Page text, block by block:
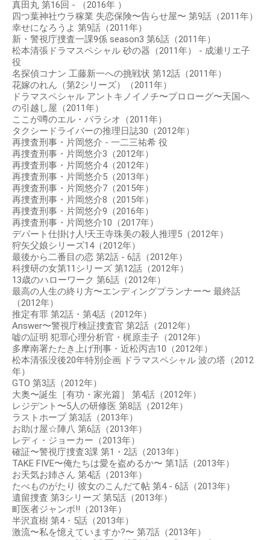
真田丸 第16回 - （2016年 ）
四つ葉神社ウラ稼業 失恋保険〜告らせ屋〜 第9話（2011年）
幸せになろうよ 第9話（2011年）
新・警視庁捜査一課9係 season3 第6話（2011年）
松本清張ドラマスペシャル 砂の器（2011年） - 成瀬リエ子
役
名探偵コナン 工藤新一への挑戦状 第12話（2011年）
花嫁のれん（第2シリーズ）（2011年）
ドラマスペシャル アントキノイノチ〜プロローグ〜天国へ
の引越し屋（2011年）
ここが噂のエル・パラシオ（2011年）
タクシードライバーの推理日誌30（2012年）
再捜査刑事・片岡悠介 - 一二三祐希 役
再捜査刑事・片岡悠介3（2012年）
再捜査刑事・片岡悠介4（2012年）
再捜査刑事・片岡悠介5（2013年）
再捜査刑事・片岡悠介7（2015年）
再捜査刑事・片岡悠介8（2015年）
再捜査刑事・片岡悠介9（2016年）
再捜査刑事・片岡悠介10（2017年）
デパート仕掛け人!天王寺珠美の殺人推理5（2012年）
狩矢父娘シリーズ14（2012年）
最後から二番目の恋 第2話 - 6話（2012年）
科捜研の女第11シリーズ 第12話（2012年）
13歳のハローワーク 第6話（2012年）
最高の人生の終り方〜エンディングプランナー〜 最終話
（2012年）
推定有罪 第2話・第4話（2012年）
Answer〜警視庁検証捜査官 第2話（2012年）
嘘の証明 犯罪心理分析官・梶原圭子（2012年）
多摩南署たたき上げ刑事・近松丙吉10（2012年）
松本清張没後20年特別企画 ドラマスペシャル 波の塔（2012
年）
GTO 第3話（2012年）
大奥〜誕生［有功・家光篇］ 第4話（2012年）
レジデント〜5人の研修医 第8話（2012年）
ラストホープ 第3話（2013年）
お助け屋☆陣八 第6話（2013年）
レディ・ジョーカー（2013年）
確証〜警視庁捜査3課 第1・2話（2013年）
TAKE FIVE〜俺たちは愛を盗めるか〜 第1話（2013年）
お天気お姉さん 第4話（2013年）
たべものがたり 彼女のこんだて帖 第4 - 6話（2013年）
遺留捜査 第3シリーズ 第5話（2013年）
町医者ジャンボ!!（2013年）
半沢直樹 第4・5話（2013年）
激流〜私を憶えていますか?〜 第7話（2013年）